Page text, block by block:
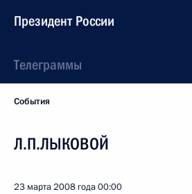
Президент России
Телеграммы
События
Л.П.ЛЫКОВОЙ
23 марта 2008 года00:00